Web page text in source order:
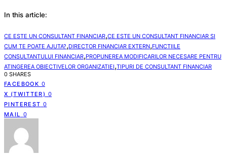
In this article:
CE ESTE UN CONSULTANT FINANCIAR,CE ESTE UN CONSULTANT FINANCIAR SI
CUM TE POATE AJUTA?,DIRECTOR FINANCIAR EXTERN,FUNCTIILE
CONSULTANTULUI FINANCIAR,PROPUNEREA MODIFICARILOR NECESARE PENTRU
ATINGEREA OBIECTIVELOR ORGANIZATIEI,TIPURI DE CONSULTANT FINANCIAR
0 SHARES
FACEBOOK 0
X (TWITTER) 0
PINTEREST 0
MAIL
0